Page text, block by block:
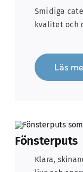
Smidiga
kvalitet och
Läs
Fönsterputs
Klara,